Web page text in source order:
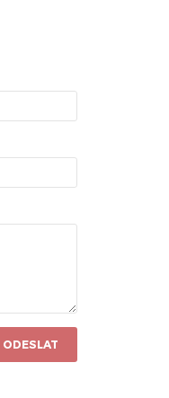
ODESLAT